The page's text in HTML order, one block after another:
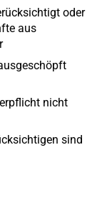
oder
aus
nicht
sind